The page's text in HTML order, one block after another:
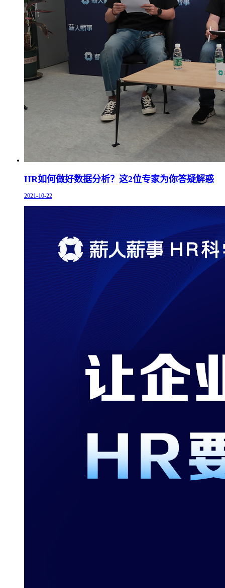
HR如何做好数据分析？这2位专家为你答疑解惑
2021-10-22